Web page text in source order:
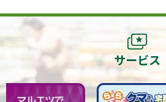
サービス